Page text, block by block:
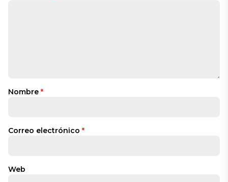
Nombre *
Correo electrónico *
Web